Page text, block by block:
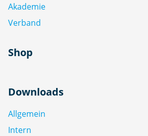
Akademie
Verband
Shop
Downloads
Allgemein
Intern